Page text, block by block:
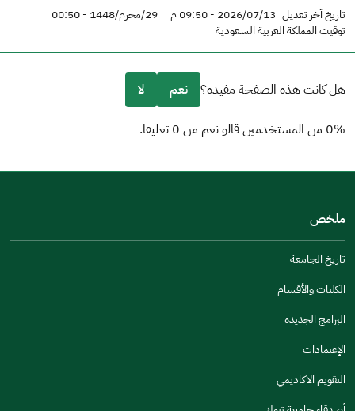
تاريخ آخر تعديل 2026/07/13 - 09:50 م
29/محرم/1448 - 00:50
توقيت المملكة العربية السعودية
هل كانت هذه الصفحة مفيدة؟ نعم لا
0% من المستخدمين قالو نعم من 0 تعليقا.
مكتوبة بشكل جيد
الإجابات كانت مرتبطة
تصميمه يجعله سهل القراءة
أخرى
جنس
ملخص
تاريخ الجامعة
الكليات والأقسام
البرامج الجديدة
الإعتمادات
التقويم الاكاديمي